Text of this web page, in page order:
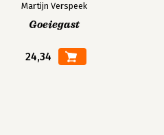
Martijn Verspeek
Goeiegast
24,34